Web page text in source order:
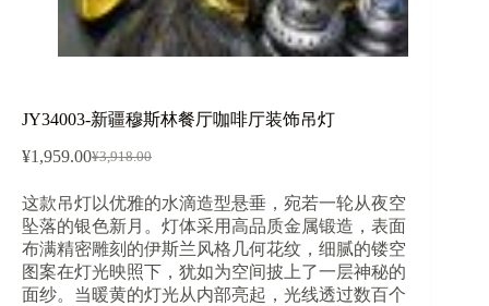
JY34003-新疆穆斯林餐厅咖啡厅装饰吊灯
¥3,918.00
原
为：
¥3,918.00。
¥1,959.00当
价
格
为：
¥1,959.00。
这款吊灯以优雅的水滴造型悬垂，宛若一轮从夜空
坠落的银色新月。灯体采用高品质金属锻造，表面
布满精密雕刻的伊斯兰风格几何花纹，细腻的镂空
图案在灯光映照下，犹如为空间披上了一层神秘的
面纱。当暖黄的灯光从内部亮起，光线透过数百个